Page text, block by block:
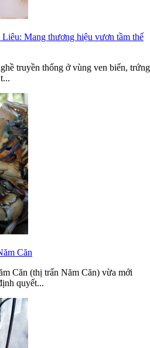
Mang thương hiệu vươn tầm thế
truyền thống ở vùng ven biển, trứng
Căn
Căn (thị trấn Năm Căn) vừa mới
quyết...